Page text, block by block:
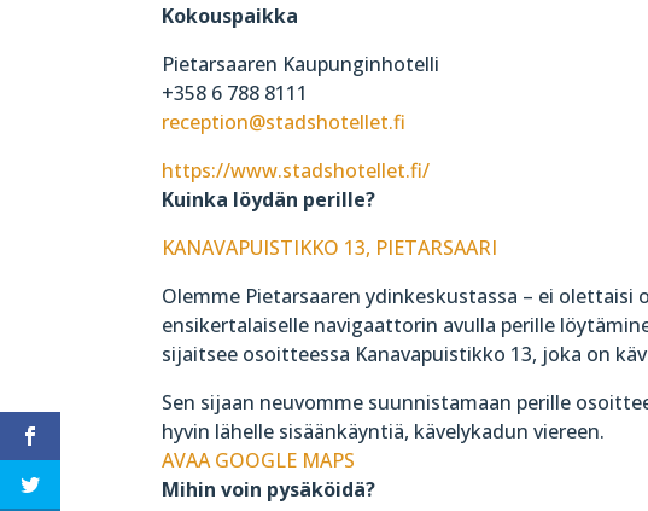
Kokouspaikka
Pietarsaaren Kaupunginhotelli
+358 6 788 8111
reception@stadshotellet.fi
https://www.stadshotellet.fi/
Kuinka löydän perille?
KANAVAPUISTIKKO 13, PIETARSAARI
Olemme Pietarsaaren ydinkeskustassa – ei
ensikertalaiselle navigaattorin avulla perille
sijaitsee osoitteessa Kanavapuistikko 13, joka on
Sen sijaan neuvomme suunnistamaan perille
hyvin lähelle sisäänkäyntiä, kävelykadun viereen.
AVAA GOOGLE MAPS
Mihin voin pysäköidä?